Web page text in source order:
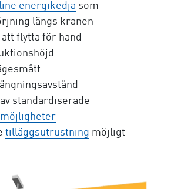
energikedja som
längs kranen
flytta för hand
standardiserade
tilläggsutrustning möjligt